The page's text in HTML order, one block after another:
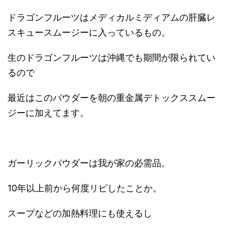
ドラゴンフルーツはメディカルミディアムの肝臓レ
スキュースムージーに入っているもの。
生のドラゴンフルーツは沖縄でも期間が限られてい
るので
最近はこのパウダーを朝の重金属デトックススムー
ジーに加えてます。
ガーリックパウダーは我が家の必需品。
10年以上前から何度リピしたことか。
スープなどの加熱料理にも使えるし